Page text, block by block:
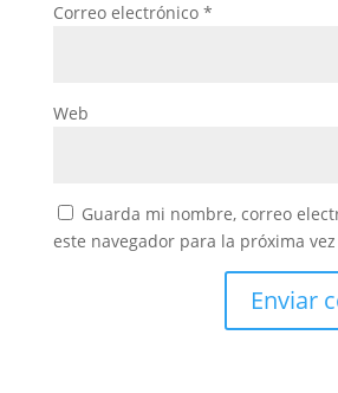
Correo electrónico *
Web
Guarda mi nombre, correo
este navegador para la próxima